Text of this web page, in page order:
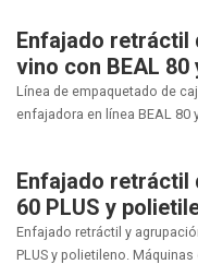
Enfajado retráctil
vino con BEAL 80
Línea de empaquetado de
enfajadora en línea BEAL 80
Enfajado retráctil
60 PLUS y
Enfajado retráctil y
PLUS y polietileno.